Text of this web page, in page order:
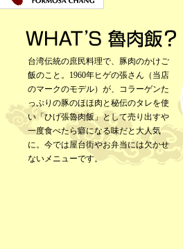
台湾伝統の庶民料理で、豚肉のかけご
飯のこと。1960年ヒゲの張さん（当店
のマークのモデル）が、コラーゲンた
っぷりの豚のほほ肉と秘伝のタレを使
い「ひげ張魯肉飯」として売り出すや
一度食べたら癖になる味だと大人気
に。今では屋台街やお弁当には欠かせ
ないメニューです。